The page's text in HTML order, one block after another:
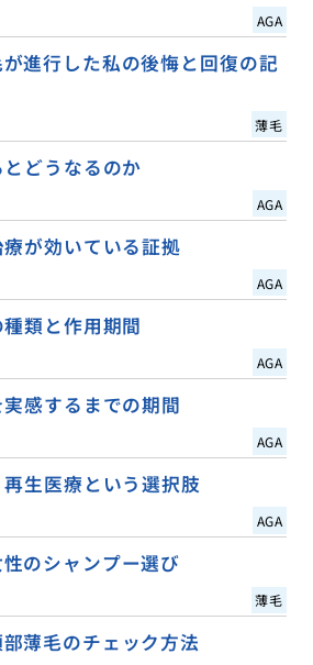
AGA
進行した私の後悔と回復の記
薄毛
どうなるのか
AGA
が効いている証拠
AGA
類と作用期間
AGA
感するまでの期間
AGA
生医療という選択肢
AGA
のシャンプー選び
薄毛
薄毛のチェック方法